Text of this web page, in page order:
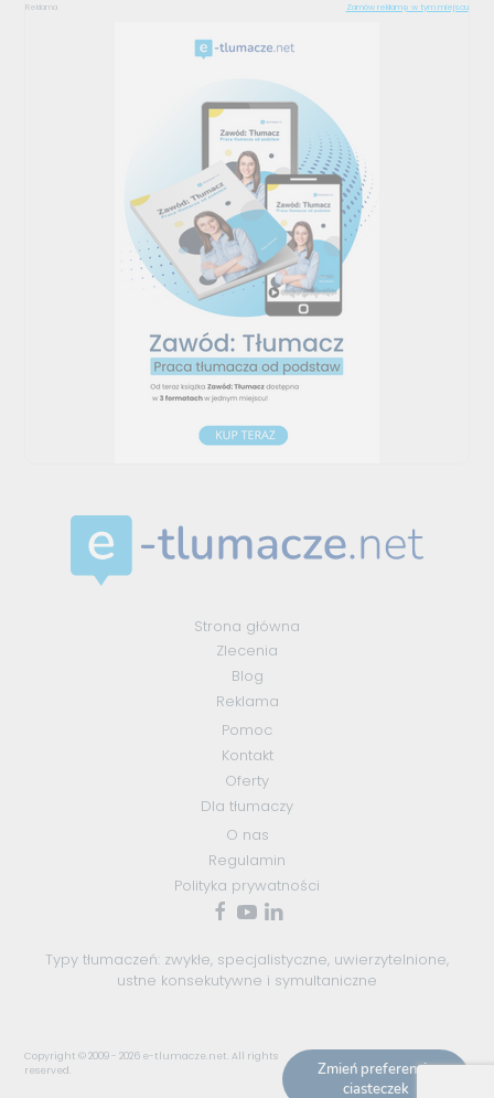
Reklama Zamów reklamę w tym miejscu
Strona główna
Zlecenia
Blog
Reklama
Pomoc
Kontakt
Oferty
Dla tłumaczy
O nas
Regulamin
Polityka prywatności
Typy tłumaczeń: zwykłe, specjalistyczne, uwierzytelnione,
ustne konsekutywne i symultaniczne
Copyright © 2009 - 2026 e-tlumacze.net. All rights
reserved.
Zmień preferencje
ciasteczek